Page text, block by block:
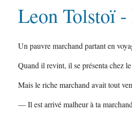
Leon Tolstoï -
Un pauvre marchand partant en
Quand il revint, il se présenta chez
Mais le riche marchand avait tout
— Il est arrivé malheur à ta